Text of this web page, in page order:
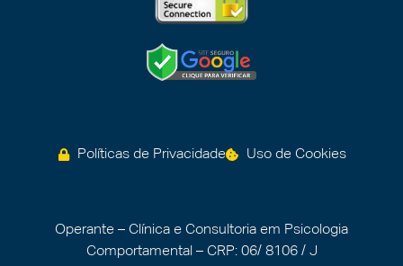
Políticas de Privacidade Uso de Cookies
Operante – Clínica e Consultoria em Psicologia
Comportamental – CRP: 06/ 8106 / J